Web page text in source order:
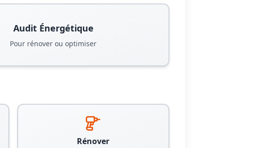
Audit Énergétique
Pour rénover ou optimiser
Rénover